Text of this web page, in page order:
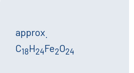
approx.
C18H24Fe2O24